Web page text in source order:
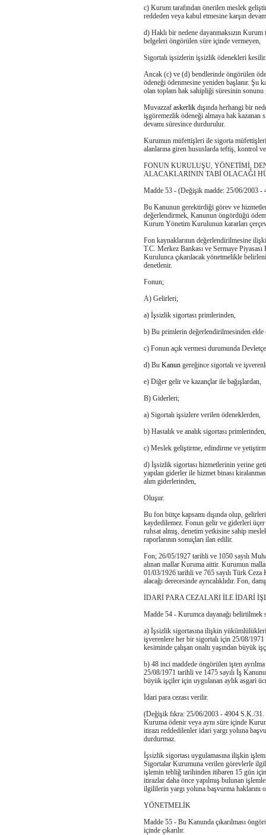
c) Kurum tarafından önerilen meslek
reddeden veya kabul etmesine karşın
d) Haklı bir nedene dayanmaksızın Kurum
belgeleri öngörülen süre içinde vermeyen,
Sigortalı işsizlerin işsizlik ödenekleri kesilir.
Ancak (c) ve (d) bendlerinde öngörülen
ödeneği ödenmesine yeniden başlanır. Şu
olan toplam hak sahipliği süresinin sonunu
Muvazzaf askerlik dışında herhangi bir
işgöremezlik ödeneği almaya hak kazanan
devamı süresince durdurulur.
Kurumun müfettişleri ile sigorta
alanlarına giren hususlarda teftiş, kontrol
FONUN KURULUŞU, YÖNETİMİ,
ALACAKLARININ TABİ OLACAĞI
Madde 53 - (Değişik madde: 25/06/2003 -
Bu Kanunun gerektirdiği görev ve
değerlendirmek, Kanunun öngördüğü
Kurum Yönetim Kurulunun kararları
Fon kaynaklarının değerlendirilmesine
T.C. Merkez Bankası ve Sermaye
Kurulunca çıkarılacak yönetmelikle
denetlenir.
Fonun;
A) Gelirleri;
a) İşsizlik sigortası primlerinden,
b) Bu primlerin değerlendirilmesinden elde
c) Fonun açık vermesi durumunda
d) Bu Kanun gereğince sigortalı ve
e) Diğer gelir ve kazançlar ile bağışlardan,
B) Giderleri;
a) Sigortalı işsizlere verilen ödeneklerden,
b) Hastalık ve analık sigortası primlerinden,
c) Meslek geliştirme, edindirme ve
d) İşsizlik sigortası hizmetlerinin yerine
yapılan giderler ile hizmet binası
alım giderlerinden,
Oluşur.
Bu fon bütçe kapsamı dışında olup,
kaydedilemez. Fonun gelir ve giderleri
ruhsat almış, denetim yetkisine sahip
raporlarının sonuçları ilan edilir.
Fon; 26/05/1927 tarihli ve 1050 sayılı
alınan mallar Kuruma aittir. Kurumun
01/03/1926 tarihli ve 765 sayılı Türk Ceza
alacağı derecesinde ayrıcalıklıdır. Fon,
İDARİ PARA CEZALARI İLE İDARİ
Madde 54 - Kurumca dayanağı belirtilmek
a) İşsizlik sigortasına ilişkin
işverenlere her bir sigortalı için 25/08/
kesiminde çalışan onaltı yaşından büyük
b) 48 inci maddede öngörülen işten
25/08/1971 tarihli ve 1475 sayılı İş
büyük işçiler için uygulanan aylık asgari
İdari para cezası verilir.
(Değişik fıkra: 25/06/2003 - 4904 S.K./31.
Kuruma ödenir veya aynı süre içinde
itirazı reddedilenler idari yargı yoluna
durdurmaz.
İşsizlik sigortası uygulamasına ilişkin
Sigortalar Kurumuna verilen görevlerle
işlemin tebliğ tarihinden itibaren 15 gün
itirazlar daha önce yapılmış bulunan
ilgililerin yargı yoluna başvurma haklarını
YÖNETMELİK
Madde 55 - Bu Kanunda çıkarılması
içinde çıkarılır.